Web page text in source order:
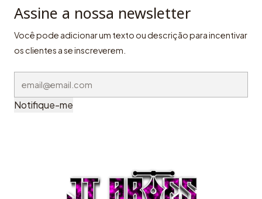
Assine a nossa newsletter
Você pode adicionar um texto ou descrição para incentivar
os clientes a se inscreverem.
Notifique-me